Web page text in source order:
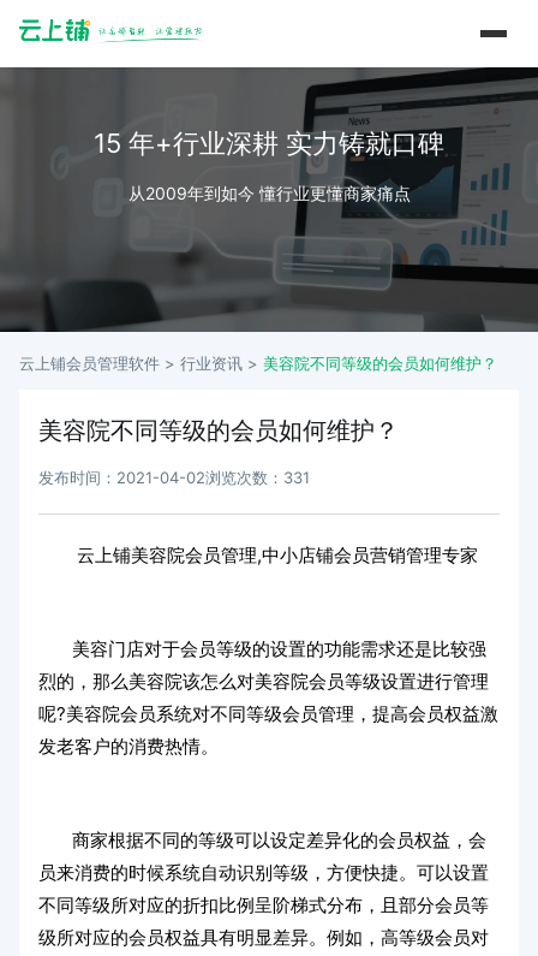
15 年+行业深耕 实力铸就口碑
从2009年到如今 懂行业更懂商家痛点
云上铺会员管理软件 > 行业资讯 > 美容院不同等级的会员如何维护？
美容院不同等级的会员如何维护？
发布时间：2021-04-02浏览次数：331
云上铺美容院会员管理,中小店铺会员营销管理专家
美容门店对于会员等级的设置的功能需求还是比较强
烈的，那么美容院该怎么对美容院会员等级设置进行管理
呢?美容院会员系统对不同等级会员管理，提高会员权益激
发老客户的消费热情。
商家根据不同的等级可以设定差异化的会员权益，会
员来消费的时候系统自动识别等级，方便快捷。可以设置
不同等级所对应的折扣比例呈阶梯式分布，且部分会员等
级所对应的会员权益具有明显差异。例如，高等级会员对